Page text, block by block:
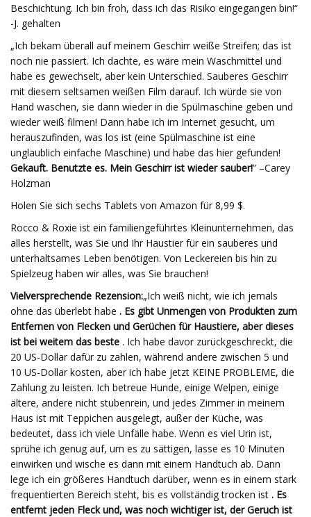
Beschichtung. Ich bin froh, dass ich das Risiko eingegangen bin!“
-J. gehalten
„Ich bekam überall auf meinem Geschirr weiße Streifen; das ist
noch nie passiert. Ich dachte, es wäre mein Waschmittel und
habe es gewechselt, aber kein Unterschied. Sauberes Geschirr
mit diesem seltsamen weißen Film darauf. Ich würde sie von
Hand waschen, sie dann wieder in die Spülmaschine geben und
wieder weiß filmen! Dann habe ich im Internet gesucht, um
herauszufinden, was los ist (eine Spülmaschine ist eine
unglaublich einfache Maschine) und habe das hier gefunden!
Gekauft. Benutzte es. Mein Geschirr ist wieder sauber!” –Carey
Holzman
Holen Sie sich sechs Tablets von Amazon für 8,99 $.
Rocco & Roxie ist ein familiengeführtes Kleinunternehmen, das
alles herstellt, was Sie und Ihr Haustier für ein sauberes und
unterhaltsames Leben benötigen. Von Leckereien bis hin zu
Spielzeug haben wir alles, was Sie brauchen!
Vielversprechende Rezension:„Ich weiß nicht, wie ich jemals
ohne das überlebt habe . Es gibt Unmengen von Produkten zum
Entfernen von Flecken und Gerüchen für Haustiere, aber dieses
ist bei weitem das beste . Ich habe davor zurückgeschreckt, die
20 US-Dollar dafür zu zahlen, während andere zwischen 5 und
10 US-Dollar kosten, aber ich habe jetzt KEINE PROBLEME, die
Zahlung zu leisten. Ich betreue Hunde, einige Welpen, einige
ältere, andere nicht stubenrein, und jedes Zimmer in meinem
Haus ist mit Teppichen ausgelegt, außer der Küche, was
bedeutet, dass ich viele Unfälle habe. Wenn es viel Urin ist,
sprühe ich genug auf, um es zu sättigen, lasse es 10 Minuten
einwirken und wische es dann mit einem Handtuch ab. Dann
lege ich ein größeres Handtuch darüber, wenn es in einem stark
frequentierten Bereich steht, bis es vollständig trocken ist . Es
entfernt jeden Fleck und, was noch wichtiger ist, der Geruch ist